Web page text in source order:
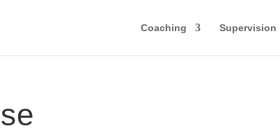
Coaching Supervision